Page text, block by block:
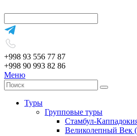
+998 93 556 77 87
+998 90 993 82 86
Меню
Туры
Групповые туры
Стамбул-
Великолепный Век